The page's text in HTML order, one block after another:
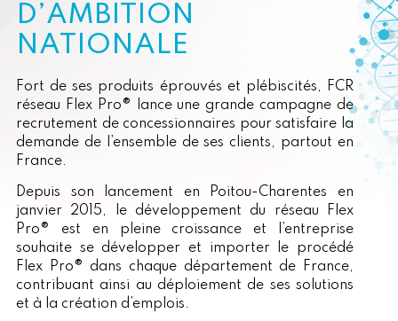
D’AMBITION
NATIONALE
Fort de ses produits éprouvés et plébiscités, FCR
réseau Flex Pro® lance une grande campagne de
recrutement de concessionnaires pour satisfaire la
demande de l’ensemble de ses clients, partout en
France.
Depuis son lancement en Poitou-Charentes en
janvier 2015, le développement du réseau Flex
Pro® est en pleine croissance et l’entreprise
souhaite se développer et importer le procédé
Flex Pro® dans chaque département de France,
contribuant ainsi au déploiement de ses solutions
et à la création d’emplois.